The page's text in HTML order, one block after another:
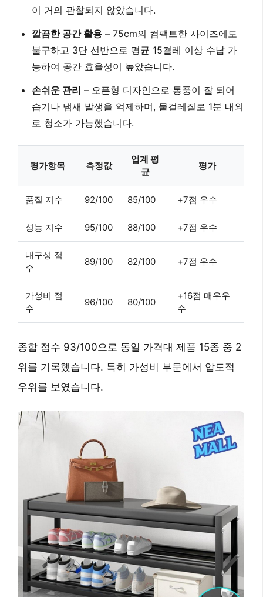
이 거의 관찰되지 않았습니다.
깔끔한 공간 활용 – 75cm의 컴팩트한 사이즈에도
불구하고 3단 선반으로 평균 15켤레 이상 수납 가
능하여 공간 효율성이 높았습니다.
손쉬운 관리 – 오픈형 디자인으로 통풍이 잘 되어
습기나 냄새 발생을 억제하며, 물걸레질로 1분 내외
로 청소가 가능했습니다.
평가항목 측정값
업계 평
균
평가
품질 지수 92/100 85/100 +7점 우수
성능 지수 95/100 88/100 +7점 우수
내구성 점
수
89/100 82/100 +7점 우수
가성비 점
수
96/100 80/100
+16점 매우우
수
종합 점수 93/100으로 동일 가격대 제품 15종 중 2
위를 기록했습니다. 특히 가성비 부문에서 압도적
우위를 보였습니다.